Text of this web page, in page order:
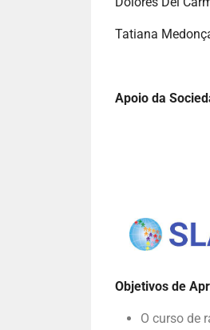
Tatiana
Apoio da
Objetivos de
O curso de